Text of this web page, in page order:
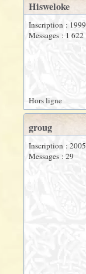
Hisweloke
Inscription : 1999
Messages : 1 622
Hors ligne
groug
Inscription : 2005
Messages : 29